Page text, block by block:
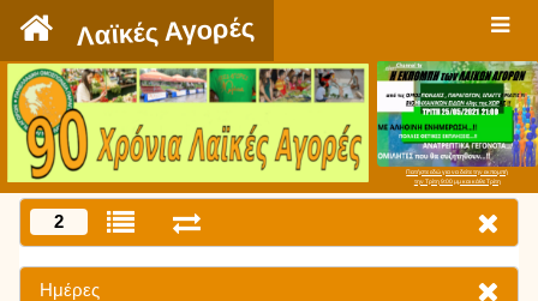
Λαϊκές Αγορές
Πατήστε εδώ για να δείτε την εκπομπή
την Τρίτη 9:00 μμ και κάθε Τρίτη
2
Ημέρες